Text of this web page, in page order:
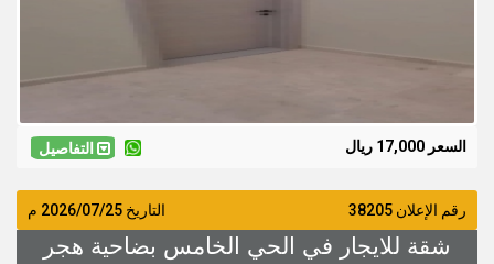
التفاصيل السعر 17,000 ريال
التاريخ 2026/07/25 م رقم الإعلان 38205
شقة للايجار في الحي الخامس بضاحية هجر